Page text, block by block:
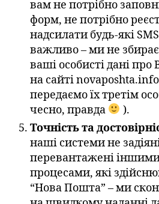
вам не потрібно
форм, не потрібно
надсилати будь-які
важливо – ми не
ваші особисті дані про
на сайті
передаємо їх третім
чесно, правда
).
Точність та
наші системи не
перевантажені іншими
процесами, які
“Нова Пошта” – ми